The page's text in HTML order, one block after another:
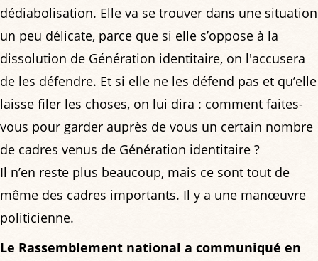
dédiabolisation. Elle va se trouver dans une situation
un peu délicate, parce que si elle s’oppose à la
dissolution de Génération identitaire, on l'accusera
de les défendre. Et si elle ne les défend pas et qu’elle
laisse filer les choses, on lui dira : comment faites-
vous pour garder auprès de vous un certain nombre
de cadres venus de Génération identitaire ?
Il n’en reste plus beaucoup, mais ce sont tout de
même des cadres importants. Il y a une manœuvre
politicienne.
Le Rassemblement national a communiqué en